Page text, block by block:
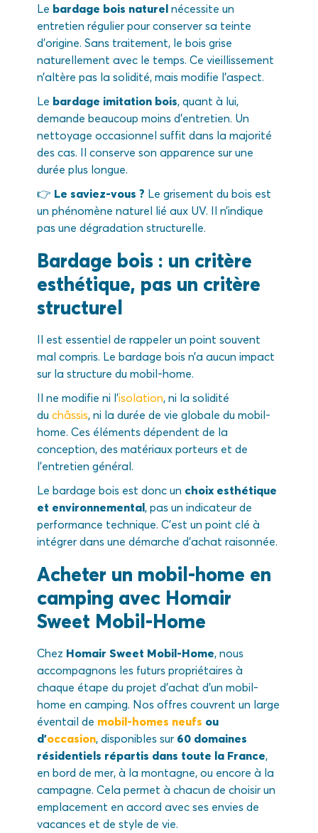
Le bardage bois naturelnécessite un
entretien régulier pour conserver sa teinte
d’origine. Sans traitement, le bois grise
naturellement avec le temps. Ce vieillissement
n’altère pas la solidité, mais modifie l’aspect.
Le bardage imitation bois, quant à lui,
demande beaucoup moins d’entretien. Un
nettoyage occasionnel suffit dans la majorité
des cas. Il conserve son apparence sur une
durée plus longue.
👉 Le saviez-vous ? Le grisement du bois est
un phénomène naturel lié aux UV. Il n’indique
pas une dégradation structurelle.
Bardage bois : un critère
esthétique, pas un critère
structurel
Il est essentiel de rappeler un point souvent
mal compris. Le bardage bois n’a aucun impact
sur la structure du mobil-home.
Il ne modifie ni l’isolation, ni la solidité
du châssis, ni la durée de vie globale du mobil-
home. Ces éléments dépendent de la
conception, des matériaux porteurs et de
l’entretien général.
Le bardage bois est donc un choix esthétique
et environnemental, pas un indicateur de
performance technique. C’est un point clé à
intégrer dans une démarche d’achat raisonnée.
Acheter un mobil-home en
camping avec Homair
Sweet Mobil-Home
Chez Homair Sweet Mobil-Home, nous
accompagnons les futurs propriétaires à
chaque étape du projet d’achat d’un mobil-
home en camping. Nos offres couvrent un large
éventail de mobil-homes neufs ou
d’occasion, disponibles sur 60 domaines
résidentiels répartis dans toute la France,
en bord de mer, à la montagne, ou encore à la
campagne. Cela permet à chacun de choisir un
emplacement en accord avec ses envies de
vacances et de style de vie.